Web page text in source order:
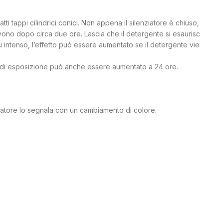
tappi cilindrici conici. Non appena il silenziatore è
dopo circa due ore. Lascia che il detergente si
l’effetto può essere aumentato se il detergente
esposizione può anche essere aumentato a 24 ore.
lo segnala con un cambiamento di colore.